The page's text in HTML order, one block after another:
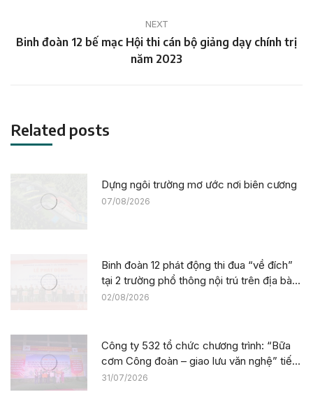
NEXT
Next
post:
Binh đoàn 12 bế mạc Hội thi cán bộ giảng dạy chính trị
năm 2023
Related posts
Dựng ngôi trường mơ ước nơi biên cương
07/08/2026
Binh đoàn 12 phát động thi đua “về đích”
tại 2 trường phổ thông nội trú trên địa bàn
tỉnh Lào Cai
02/08/2026
Công ty 532 tổ chức chương trình: “Bữa
cơm Công đoàn – giao lưu văn nghệ” tiếp
sức công trường tại dự án Trường phổ
31/07/2026